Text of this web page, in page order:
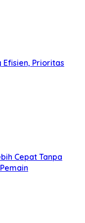
Efisien, Prioritas
Cepat Tanpa